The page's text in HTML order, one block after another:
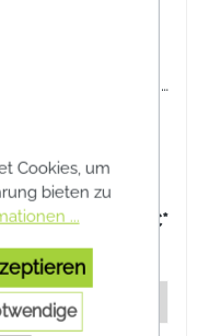
mit Carbon
vor Feinstaub,
ist bequem zu
ab 12,96 €*
Cookies, um
bieten zu
...